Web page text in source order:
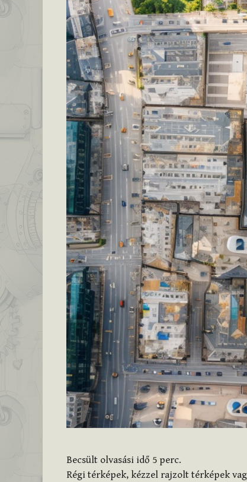
Becsült olvasási idő 5 perc.
Régi térképek, kézzel rajzolt térképek